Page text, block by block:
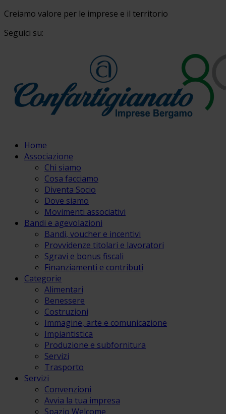
Creiamo valore per le imprese e il territorio
Seguici su:
Home
Associazione
Chi siamo
Cosa facciamo
Diventa Socio
Dove siamo
Movimenti associativi
Bandi e agevolazioni
Bandi, voucher e incentivi
Provvidenze titolari e lavoratori
Sgravi e bonus fiscali
Finanziamenti e contributi
Categorie
Alimentari
Benessere
Costruzioni
Immagine, arte e comunicazione
Impiantistica
Produzione e subfornitura
Servizi
Trasporto
Servizi
Convenzioni
Avvia la tua impresa
Spazio Welcome